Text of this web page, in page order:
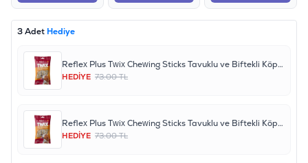
3 Adet Hediye
Reflex Plus Twix Chewing Sticks Tavuklu ve Biftekli Köpek Çiğneme Ödül Çubukları 80gr
HEDİYE 73.00 TL
Reflex Plus Twix Chewing Sticks Tavuklu ve Biftekli Köpek Çiğneme Ödül Çubukları 80gr
HEDİYE 73.00 TL